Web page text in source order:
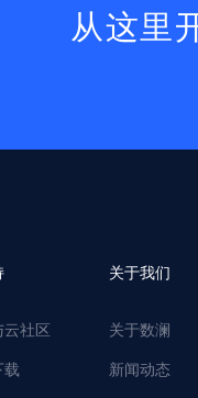
从这里
云社区
载
关于我们
关于数澜
新闻动态